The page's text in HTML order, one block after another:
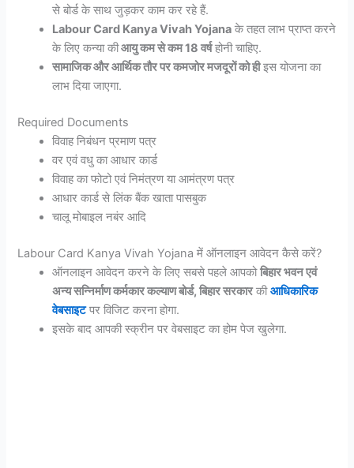
से बोर्ड के साथ जुड़कर काम कर रहे हैं.
Labour Card Kanya Vivah Yojana के तहत लाभ प्राप्त करने
के लिए कन्या कीआयु कम से कम 18 वर्षहोनी चाहिए.
सामाजिक और आर्थिक तौर पर कमजोर मजदूरों को हीइस योजना का
लाभ दिया जाएगा.
Required Documents
विवाह निबंधन प्रमाण पत्र
वर एवं वधु का आधार कार्ड
विवाह का फोटो एवं निमंत्रण या आमंत्रण पत्र
आधार कार्ड से लिंक बैंक खाता पासबुक
चालू मोबाइल नबंर आदि
Labour Card Kanya Vivah Yojana में ऑनलाइन आवेदन कैसे करें?
ऑनलाइन आवेदन करने के लिए सबसे पहले आपकोबिहार भवन एवं
अन्य सन्निर्माण कर्मकार कल्याण बोर्ड, बिहार सरकारकीआधिकारिक
वेबसाइटपर विजिट करना होगा.
इसके बाद आपकी स्क्रीन पर वेबसाइट का होम पेज खुलेगा.